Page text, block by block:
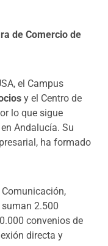
de Comercio de
el Campus
y el Centro de
lo que sigue
Andalucía. Su
ha formado
2.500
convenios de
directa y